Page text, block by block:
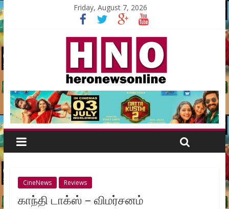
Friday, August 7, 2026
CineNews Reviews
காந்தி டாக்ஸ் – விமர்சனம்